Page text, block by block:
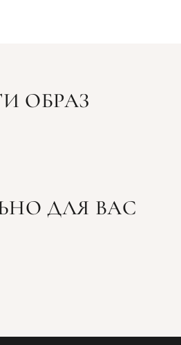
ОБРАЗ
ДЛЯ ВАС